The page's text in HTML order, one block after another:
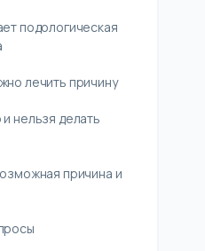
подологическая
лечить причину
нельзя делать
причина и